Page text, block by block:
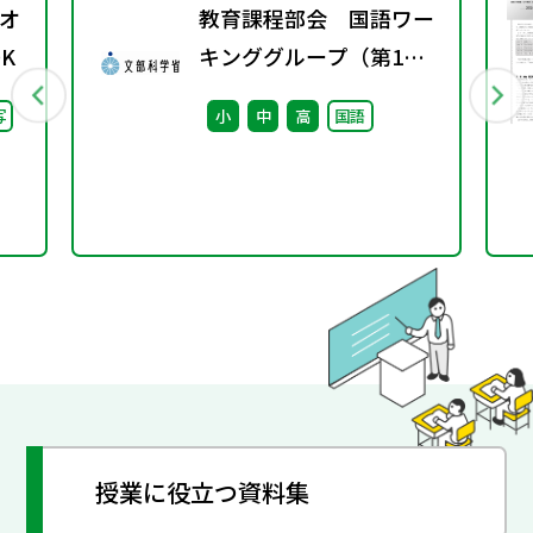
教育課程部会 国語ワー
キンググループ（第1
回） 配付資料
小 中 高 国語
授業に役立つ資料集